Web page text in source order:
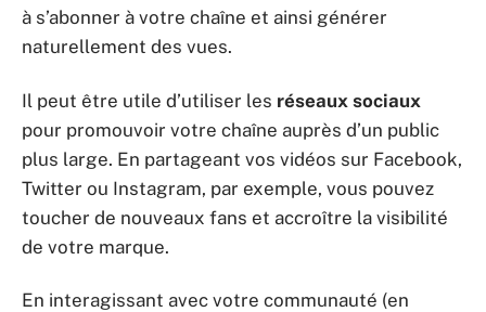
à s’abonner à votre chaîne et ainsi générer
naturellement des vues.
Il peut être utile d’utiliser les réseaux sociaux
pour promouvoir votre chaîne auprès d’un public
plus large. En partageant vos vidéos sur Facebook,
Twitter ou Instagram, par exemple, vous pouvez
toucher de nouveaux fans et accroître la visibilité
de votre marque.
En interagissant avec votre communauté (en